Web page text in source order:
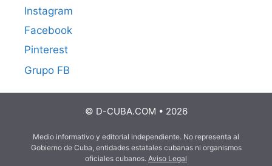
Instagram
Facebook
Pinterest
Grupo FB
© D-CUBA.COM • 2026
Medio informativo y editorial independiente. No representa al
Gobierno de Cuba, entidades estatales cubanas ni organismos
oficiales cubanos. Aviso Legal